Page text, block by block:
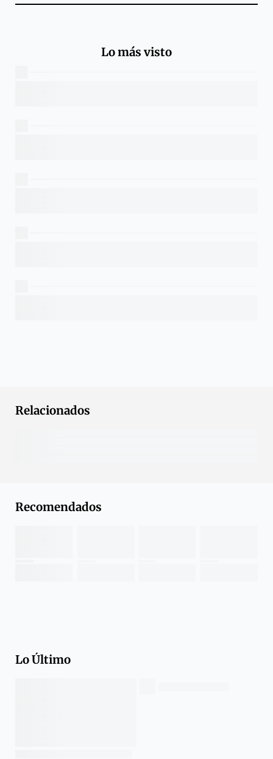
Lo más visto
Relacionados
Recomendados
Lo Último